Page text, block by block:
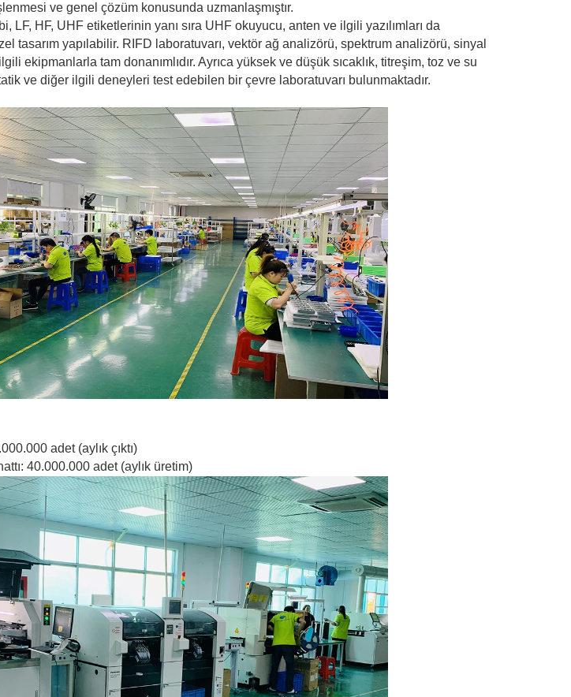
ve genel çözüm konusunda uzmanlaşmıştır.
LF, HF, UHF etiketlerinin yanı sıra UHF okuyucu, anten ve ilgili yazılımları da
tasarım yapılabilir. RIFD laboratuvarı, vektör ağ analizörü, spektrum analizörü, sinyal
ekipmanlarla tam donanımlıdır. Ayrıca yüksek ve düşük sıcaklık, titreşim, toz ve su
ve diğer ilgili deneyleri test edebilen bir çevre laboratuvarı bulunmaktadır.
adet (aylık çıktı)
40.000.000 adet (aylık üretim)